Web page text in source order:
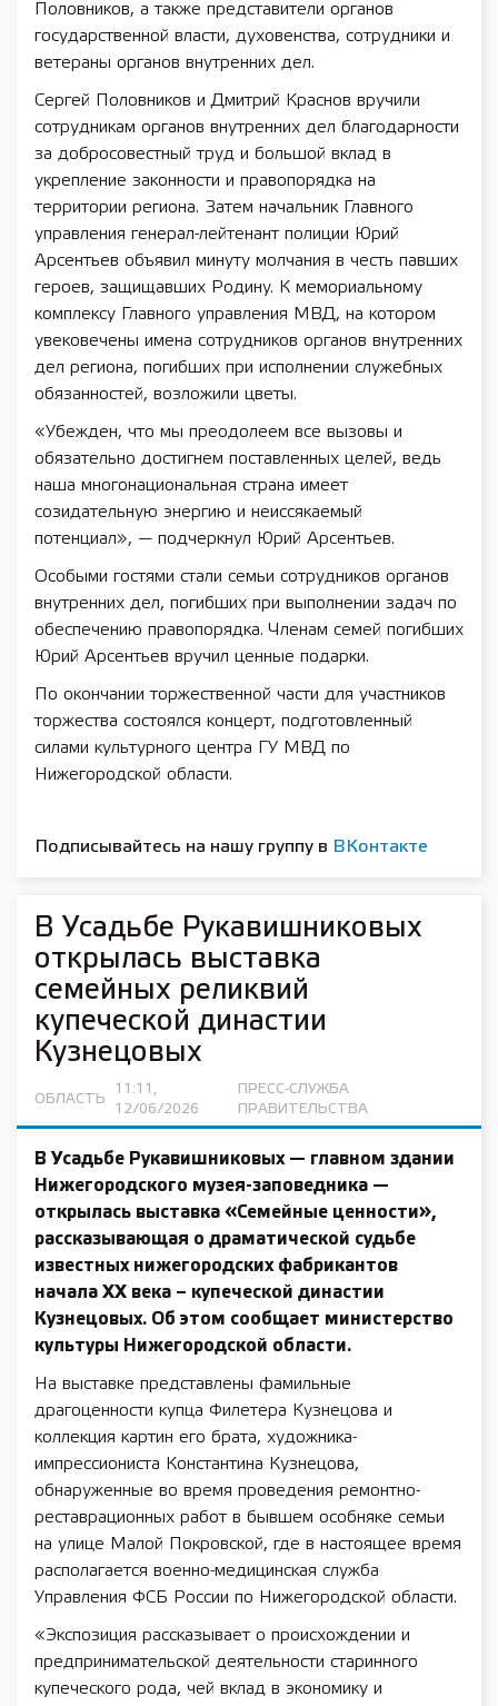
Половников, а также представители органов
государственной власти, духовенства, сотрудники и
ветераны органов внутренних дел.
Сергей Половников и Дмитрий Краснов вручили
сотрудникам органов внутренних дел благодарности
за добросовестный труд и большой вклад в
укрепление законности и правопорядка на
территории региона. Затем начальник Главного
управления генерал-лейтенант полиции Юрий
Арсентьев объявил минуту молчания в честь павших
героев, защищавших Родину. К мемориальному
комплексу Главного управления МВД, на котором
увековечены имена сотрудников органов внутренних
дел региона, погибших при исполнении служебных
обязанностей, возложили цветы.
«Убежден, что мы преодолеем все вызовы и
обязательно достигнем поставленных целей, ведь
наша многонациональная страна имеет
созидательную энергию и неиссякаемый
потенциал», — подчеркнул Юрий Арсентьев.
Особыми гостями стали семьи сотрудников органов
внутренних дел, погибших при выполнении задач по
обеспечению правопорядка. Членам семей погибших
Юрий Арсентьев вручил ценные подарки.
По окончании торжественной части для участников
торжества состоялся концерт, подготовленный
силами культурного центра ГУ МВД по
Нижегородской области.
Подписывайтесь на нашу группу в ВКонтакте
В Усадьбе Рукавишниковых
открылась выставка
семейных реликвий
купеческой династии
Кузнецовых
ОБЛАСТЬ
11:11,
12/06/2026
ПРЕСС-СЛУЖБА
ПРАВИТЕЛЬСТВА
В Усадьбе Рукавишниковых — главном здании
Нижегородского музея-заповедника —
открылась выставка «Семейные ценности»,
рассказывающая о драматической судьбе
известных нижегородских фабрикантов
начала XX века – купеческой династии
Кузнецовых. Об этом сообщает министерство
культуры Нижегородской области.
На выставке представлены фамильные
драгоценности купца Филетера Кузнецова и
коллекция картин его брата, художника-
импрессиониста Константина Кузнецова,
обнаруженные во время проведения ремонтно-
реставрационных работ в бывшем особняке семьи
на улице Малой Покровской, где в настоящее время
располагается военно-медицинская служба
Управления ФСБ России по Нижегородской области.
«Экспозиция рассказывает о происхождении и
предпринимательской деятельности старинного
купеческого рода, чей вклад в экономику и